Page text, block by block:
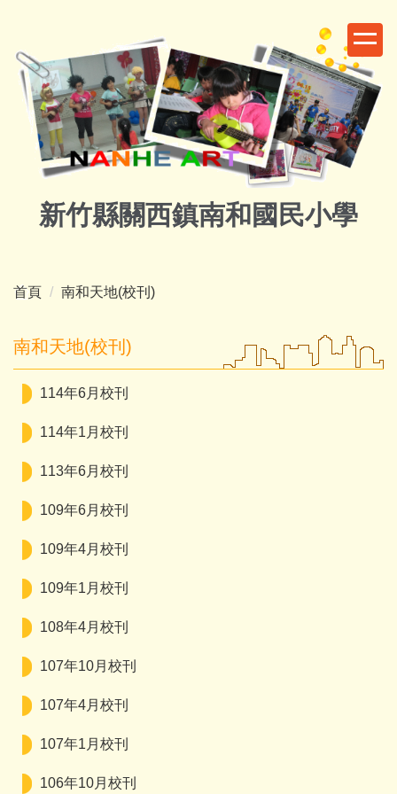
主
要
新竹縣關西鎮南和國民小學
首頁 南和天地(校刊)
南和天地(校刊)
114年6月校刊
114年1月校刊
113年6月校刊
109年6月校刊
109年4月校刊
109年1月校刊
108年4月校刊
107年10月校刊
107年4月校刊
107年1月校刊
106年10月校刊